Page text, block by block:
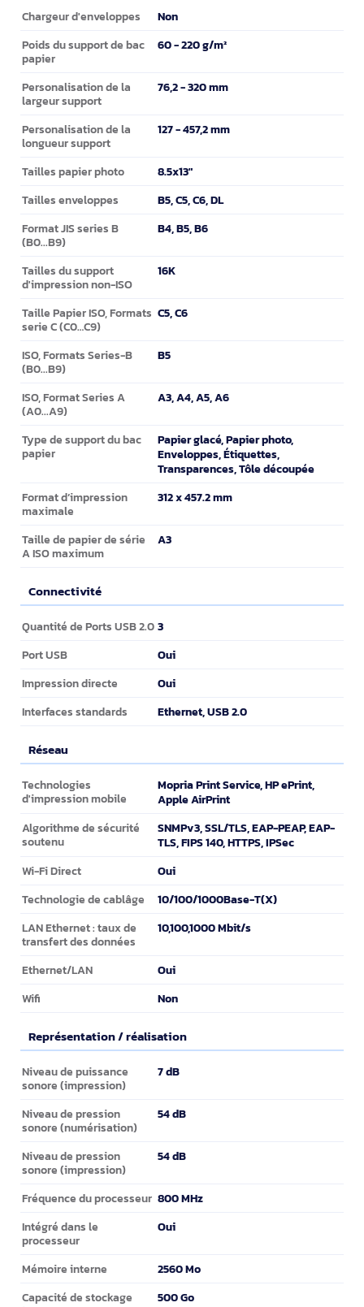
Gestion du papier
Chargeur d'enveloppes Non
Poids du support de bac
papier
60 - 220 g/m²
Personalisation de la
largeur support
76,2 - 320 mm
Personalisation de la
longueur support
127 - 457,2 mm
Tailles papier photo 8.5x13"
Tailles enveloppes B5, C5, C6, DL
Format JIS series B
(B0...B9)
B4, B5, B6
Tailles du support
d'impression non-ISO
16K
Taille Papier ISO, Formats
serie C (C0…C9)
C5, C6
ISO, Formats Series-B
(B0...B9)
B5
ISO, Format Series A
(A0...A9)
A3, A4, A5, A6
Type de support du bac
papier
Papier glacé, Papier photo,
Enveloppes, Étiquettes,
Transparences, Tôle découpée
Format d’impression
maximale
312 x 457.2 mm
Taille de papier de série
A ISO maximum
A3
Connectivité
Connectivité
Quantité de Ports USB 2.0 3
Port USB Oui
Impression directe Oui
Interfaces standards Ethernet, USB 2.0
Réseau
Réseau
Technologies
d'impression mobile
Mopria Print Service, HP ePrint,
Apple AirPrint
Algorithme de sécurité
soutenu
SNMPv3, SSL/TLS, EAP-PEAP, EAP-
TLS, FIPS 140, HTTPS, IPSec
Wi-Fi Direct Oui
Technologie de cablâge 10/100/1000Base-T(X)
LAN Ethernet : taux de
transfert des données
10,100,1000 Mbit/s
Ethernet/LAN Oui
Wifi Non
Représentation / réalisation
Représentation / réalisation
Niveau de puissance
sonore (impression)
7 dB
Niveau de pression
sonore (numérisation)
54 dB
Niveau de pression
sonore (impression)
54 dB
Fréquence du processeur 800 MHz
Intégré dans le
processeur
Oui
Mémoire interne 2560 Mo
Capacité de stockage
500 Go